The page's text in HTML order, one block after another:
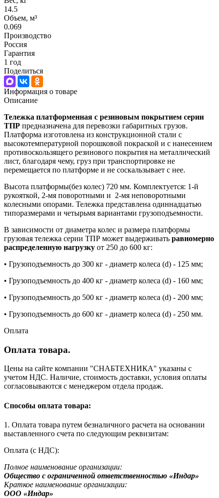
14.5
Объем, м³
0.069
Производство
Россия
Гарантия
1 год
Поделиться
Информация о товаре
Описание
Тележка платформенная с резиновым покрытием серии
ТПР предназначена для перевозки габаритных грузов.
Платформа изготовлена из конструкционной стали с
высокотемпературной порошковой покраской и с нанесением
противоскользящего резинового покрытия на металлический
лист, благодаря чему, груз при транспортировке не
перемещается по платформе и не соскальзывает с нее.
Высота платформы(без колес) 720 мм. Комплектуется: 1-й
рукояткой, 2-мя поворотными и 2-мя неповоротными
колесными опорами. Тележка представлена одиннадцатью
типоразмерами и четырьмя вариантами грузоподъемности.
В зависимости от диаметра колес и размера платформы
грузовая тележка серии ТПР может выдерживать равномерно
распределенную нагрузку от 250 до 600 кг:
• Грузоподъемность до 300 кг - диаметр колеса (d) - 125 мм;
• Грузоподъемность до 400 кг - диаметр колеса (d) - 160 мм;
• Грузоподъемность до 500 кг - диаметр колеса (d) - 200 мм;
• Грузоподъемность до 600 кг - диаметр колеса (d) - 250 мм.
Оплата
Оплата товара.
Цены на сайте компании "СНАБТЕХНИКА" указаны с
учетом НДС. Наличие, стоимость доставки, условия оплаты
согласовываются с менеджером отдела продаж.
Способы оплата товара:
1. Оплата товара путем безналичного расчета на основании
выставленного счета по следующим реквизитам:
Оплата (с НДС):
Полное наименование организации:
Общество с ограниченной ответственностью «Индар»
Краткое наименование организации:
ООО «Индар»